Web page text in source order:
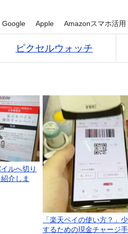
Google Apple Amazonスマホ活用
ピクセルウォッチ
ルへ切り
介しま
「楽天ペイの使い方？」
するための現金チャージ